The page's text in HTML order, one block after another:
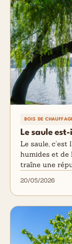
BOIS DE
Le saule
Le saule,
humides et de
traîne une
20/05/2026